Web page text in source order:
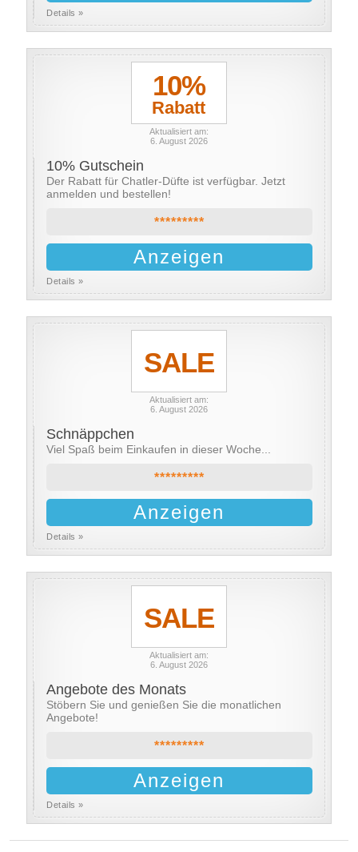
Details »
10%
Rabatt
Aktualisiert am:
6. August 2026
10% Gutschein
Der Rabatt für Chatler-Düfte ist verfügbar. Jetzt
anmelden und bestellen!
*********
Anzeigen
Details »
SALE
Aktualisiert am:
6. August 2026
Schnäppchen
Viel Spaß beim Einkaufen in dieser Woche...
*********
Anzeigen
Details »
SALE
Aktualisiert am:
6. August 2026
Angebote des Monats
Stöbern Sie und genießen Sie die monatlichen
Angebote!
*********
Anzeigen
Details »